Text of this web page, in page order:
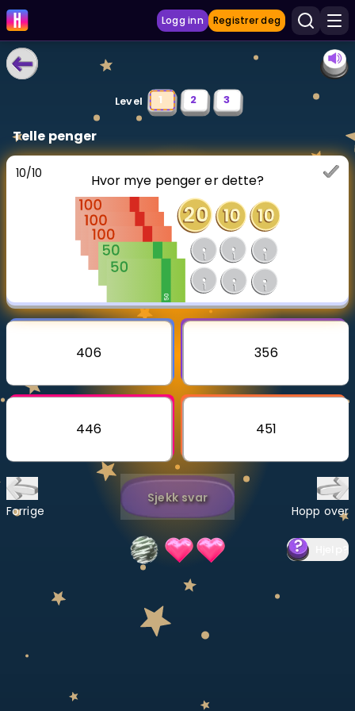
Logg inn Registrer deg
LÆRINGSVERKTØY
Læreplan
Gangetabellen
Junior Matte
Bestill privatundervisning
Velg læreplan
Logg inn
Level 1 2 3
Telle penger
10/10 Hvor mye penger er dette?
406 356
446 451
Forrige
Sjekk svar
Hopp over
?